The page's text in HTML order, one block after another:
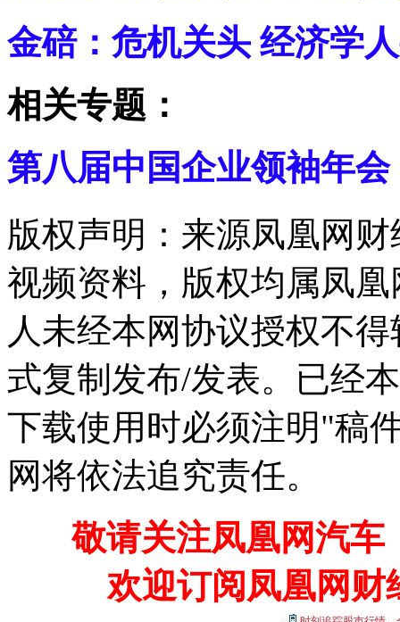
金碚：危机关头 经济学
相关专题：
第八届中国企业领袖年会
版权声明：来源凤凰网
视频资料，版权均属凤
人未经本网协议授权不
式复制发布/发表。已经
下载使用时必须注明"稿
网将依法追究责任。
敬请关注凤凰网汽车
欢迎订阅凤凰网财